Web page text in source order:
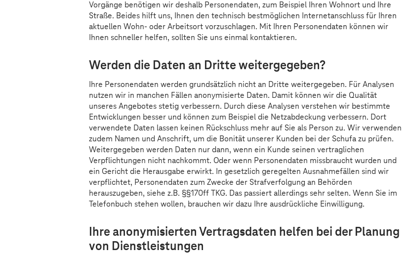
Vorgänge benötigen wir deshalb Personendaten, zum Beispiel Ihren Wohnort und Ihre
Straße. Beides hilft uns, Ihnen den technisch bestmöglichen Internetanschluss für Ihren
aktuellen Wohn- oder Arbeitsort vorzuschlagen. Mit Ihren Personendaten können wir
Ihnen schneller helfen, sollten Sie uns einmal kontaktieren.
Werden die Daten an Dritte weitergegeben?
Ihre Personendaten werden grundsätzlich nicht an Dritte weitergegeben. Für Analysen
nutzen wir in manchen Fällen anonymisierte Daten. Damit können wir die Qualität
unseres Angebotes stetig verbessern. Durch diese Analysen verstehen wir bestimmte
Entwicklungen besser und können zum Beispiel die Netzabdeckung verbessern. Dort
verwendete Daten lassen keinen Rückschluss mehr auf Sie als Person zu. Wir verwenden
zudem Namen und Anschrift, um die Bonität unserer Kunden bei der Schufa zu prüfen.
Weitergegeben werden Daten nur dann, wenn ein Kunde seinen vertraglichen
Verpflichtungen nicht nachkommt. Oder wenn Personendaten missbraucht wurden und
ein Gericht die Herausgabe erwirkt. In gesetzlich geregelten Ausnahmefällen sind wir
verpflichtet, Personendaten zum Zwecke der Strafverfolgung an Behörden
herauszugeben, siehe z.B. §§170ff TKG. Das passiert allerdings sehr selten. Wenn Sie im
Telefonbuch stehen wollen, brauchen wir dazu Ihre ausdrückliche Einwilligung.
Ihre anonymisierten Vertragsdaten helfen bei der Planung
von Dienstleistungen